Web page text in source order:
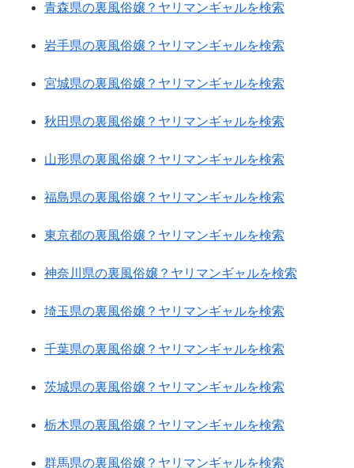
青森県の裏風俗嬢？ヤリマンギャルを検索
岩手県の裏風俗嬢？ヤリマンギャルを検索
宮城県の裏風俗嬢？ヤリマンギャルを検索
秋田県の裏風俗嬢？ヤリマンギャルを検索
山形県の裏風俗嬢？ヤリマンギャルを検索
福島県の裏風俗嬢？ヤリマンギャルを検索
東京都の裏風俗嬢？ヤリマンギャルを検索
神奈川県の裏風俗嬢？ヤリマンギャルを検索
埼玉県の裏風俗嬢？ヤリマンギャルを検索
千葉県の裏風俗嬢？ヤリマンギャルを検索
茨城県の裏風俗嬢？ヤリマンギャルを検索
栃木県の裏風俗嬢？ヤリマンギャルを検索
群馬県の裏風俗嬢？ヤリマンギャルを検索